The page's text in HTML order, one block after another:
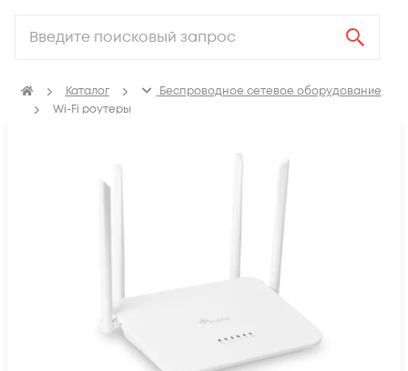
Каталог
Беспроводное сетевое оборудование
Wi-Fi роутеры